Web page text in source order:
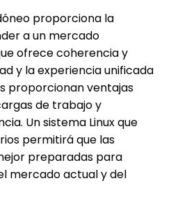
proporciona la
a un mercado
ofrece coherencia y
y la experiencia unificada
proporcionan ventajas
de trabajo y
Un sistema Linux que
permitirá que las
preparadas para
mercado actual y del